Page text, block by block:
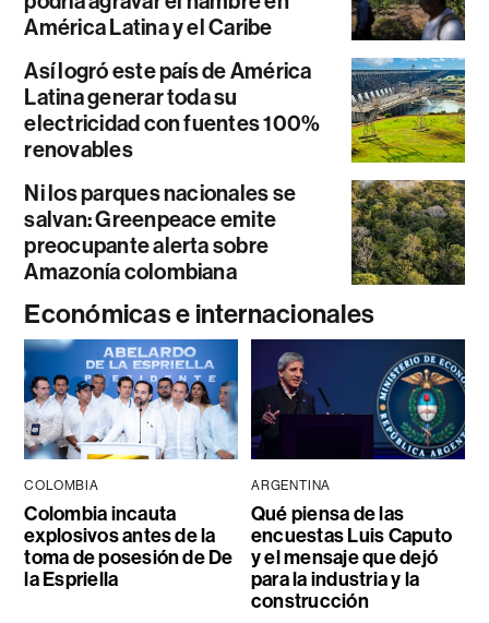
América Latina y el Caribe
Así logró este país de América
Latina generar toda su
electricidad con fuentes 100%
renovables
Ni los parques nacionales se
salvan: Greenpeace emite
preocupante alerta sobre
Amazonía colombiana
Económicas e internacionales
COLOMBIA
Colombia incauta
explosivos antes de la
toma de posesión de De
la Espriella
ARGENTINA
Qué piensa de las
encuestas Luis Caputo
y el mensaje que dejó
para la industria y la
construcción